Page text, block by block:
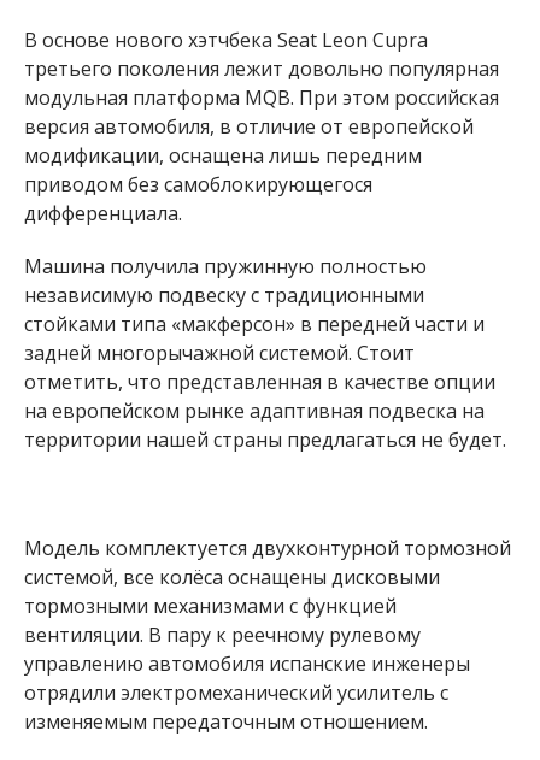
В основе нового хэтчбека Seat Leon Cupra
третьего поколения лежит довольно популярная
модульная платформа MQB. При этом российская
версия автомобиля, в отличие от европейской
модификации, оснащена лишь передним
приводом без самоблокирующегося
дифференциала.
Машина получила пружинную полностью
независимую подвеску с традиционными
стойками типа «макферсон» в передней части и
задней многорычажной системой. Стоит
отметить, что представленная в качестве опции
на европейском рынке адаптивная подвеска на
территории нашей страны предлагаться не будет.
Модель комплектуется двухконтурной тормозной
системой, все колёса оснащены дисковыми
тормозными механизмами с функцией
вентиляции. В пару к реечному рулевому
управлению автомобиля испанские инженеры
отрядили электромеханический усилитель с
изменяемым передаточным отношением.